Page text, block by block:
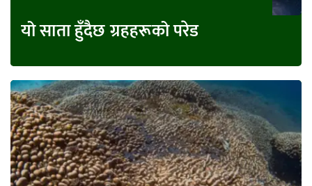
यो साता हुँदैछ ग्रहहरूको परेड